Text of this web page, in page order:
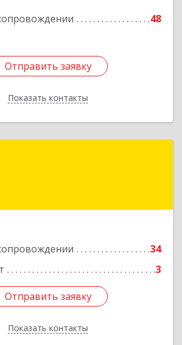
48
Отправить заявку
Показать контакты
Подробнее
Отправить заявку
Назад
34
3
Отправить заявку
Показать контакты
обл, Сосновый Бор г, 50
Отправить заявку
Назад